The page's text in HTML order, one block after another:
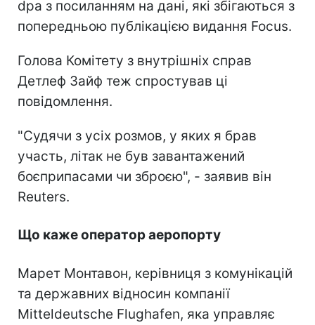
dpa з посиланням на дані, які збігаються з
попередньою публікацією видання Focus.
Голова Комітету з внутрішніх справ
Детлеф Зайф теж спростував ці
повідомлення.
"Судячи з усіх розмов, у яких я брав
участь, літак не був завантажений
боєприпасами чи зброєю", - заявив він
Reuters.
Що каже оператор аеропорту
Марет Монтавон, керівниця з комунікацій
та державних відносин компанії
Mitteldeutsche Flughafen, яка управляє